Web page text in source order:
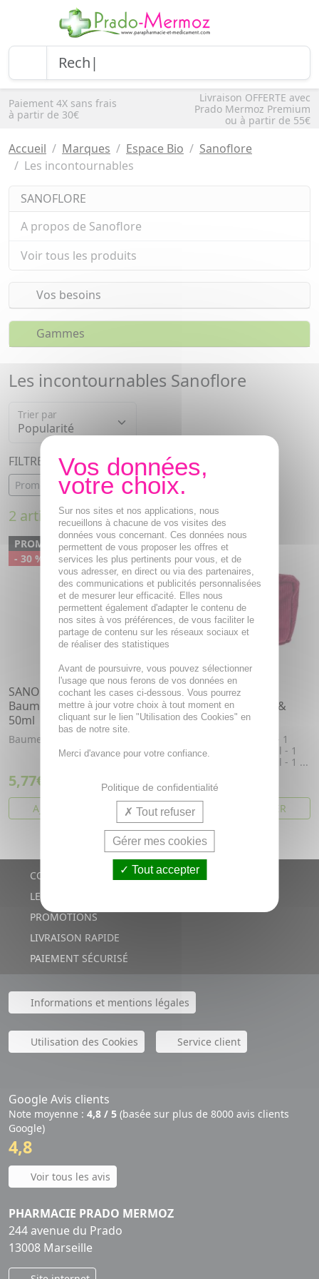
Paiement 4X sans frais
à partir de 30€
Livraison OFFERTE avec
Prado Mermoz Premium
ou à partir de 55€
Accueil Marques Espace Bio
Sanoflore
Les incontournables
SANOFLORE
A propos de Sanoflore
Voir tous les produits
Vos besoins
Gammes
Les incontournables Sanoflore
Trier par
FILTRER PAR :
Promotions
2 articles
PROMO
- 30 %
SANOFLORE Cera Botanica
Baume Mains Réparateur
50ml
Baume mains réparateur bio.
5,77€
AJOUTER AU PANIER
SANOFLORE Trousse
Routine Hydratation &
Eclat
Cette trousse contient: - 1
Sérum Rosa Fresca 10ml - 1
Crème Rosa Fresca 40ml - 1 ...
35,36€
AJOUTER AU PANIER
CONTACTS
LE BLOG
PROMOTIONS
LIVRAISON RAPIDE
PAIEMENT SÉCURISÉ
Informations et mentions légales
Utilisation des Cookies Service client
Google Avis clients
Note moyenne : 4,8 / 5 (basée sur plus de 8000 avis clients
Google)
4,8
Voir tous les avis
PHARMACIE PRADO MERMOZ
244 avenue du Prado
13008 Marseille
Sur nos sites et nos applications, nous
recueillons à chacune de vos visites des
données vous concernant. Ces données nous
permettent de vous proposer les offres et
services les plus pertinents pour vous, et de
vous adresser, en direct ou via des partenaires,
des communications et publicités personnalisées
et de mesurer leur efficacité. Elles nous
permettent également d'adapter le contenu de
nos sites à vos préférences, de vous faciliter le
partage de contenu sur les réseaux sociaux et
de réaliser des statistiques
Avant de poursuivre, vous pouvez sélectionner
l'usage que nous ferons de vos données en
cochant les cases ci-dessous. Vous pourrez
mettre à jour votre choix à tout moment en
cliquant sur le lien "Utilisation des Cookies" en
bas de notre site.
Merci d'avance pour votre confiance.
Politique de confidentialité
Tout refuser
Gérer mes cookies
Tout accepter